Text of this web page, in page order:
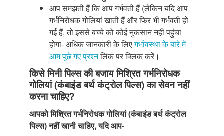
आप समझती हैं कि आप गर्भवती हैं (लेकिन यदि आप
गर्भनिरोधक गोलियां खाती हैं और फिर भी गर्भवती हो
गई हैं, तो इससे बच्चे को कोई नुकसान नहीं पहुंचा
होगा- अधिक जानकारी के लिएगर्भावस्था के बारे में
आम पूछे गए प्रश्नलिंक पर क्लिक करें।
किसे मिनी पिल्स की बजाय मिश्रित गर्भनिरोधक
गोलियां (कंबाइंड बर्थ कंट्रोल पिल्स) का सेवन नहीं
करना चाहिए?
आपको मिश्रित गर्भनिरोधक गोलियां (कंबाइंड बर्थ कंट्रोल
पिल्स) नहीं खानी चाहिए, यदि आप-